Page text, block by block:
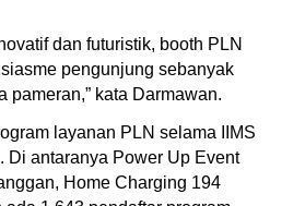
dan futuristik, booth PLN
pengunjung sebanyak
pameran,” kata Darmawan.
layanan PLN selama IIMS
Di antaranya Power Up Event
Home Charging 194